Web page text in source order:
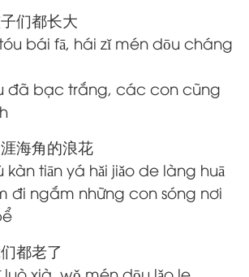
们都长大
bái fā, hái zǐ mén dōu cháng
đã bạc trắng, các con cũng
海角的浪花
kàn tiān yá hǎi jiǎo de làng huā
đi ngắm những con sóng nơi
都老了